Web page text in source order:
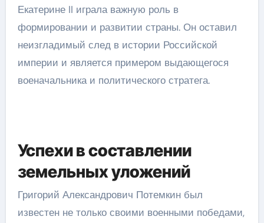
Екатерине II играла важную роль в
формировании и развитии страны. Он оставил
неизгладимый след в истории Российской
империи и является примером выдающегося
военачальника и политического стратега.
Успехи в составлении
земельных уложений
Григорий Александрович Потемкин был
известен не только своими военными победами,